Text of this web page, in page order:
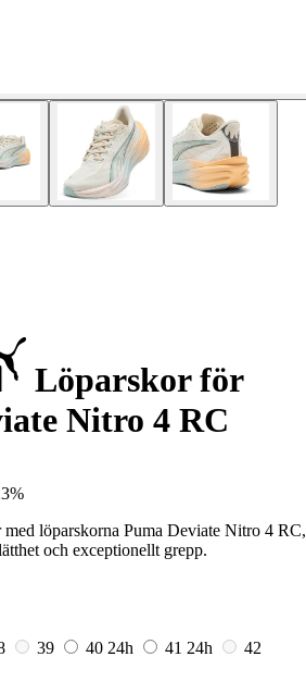
Löparskor för
Nitro 4 RC
med löparskorna Puma Deviate Nitro 4 RC,
och exceptionellt grepp.
39 40 24h 41 24h
42